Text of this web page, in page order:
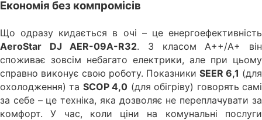
Економія без компромісів
Що одразу кидається в очі – це енергоефективність
AeroStar DJ AER-09A-R32. З класом A++/A+ він
споживає зовсім небагато електрики, але при цьому
справно виконує свою роботу. Показники SEER 6,1 (для
охолодження) та SCOP 4,0 (для обігріву) говорять самі
за себе – це техніка, яка дозволяє не переплачувати за
комфорт. У час, коли ціни на комунальні послуги